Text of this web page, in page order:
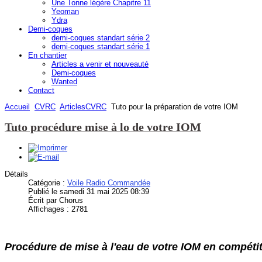
Une Tonne légère Chapitre 11
Yeoman
Ydra
Demi-coques
demi-coques standart série 2
demi-coques standart série 1
En chantier
Articles a venir et nouveauté
Demi-coques
Wanted
Contact
Accueil
CVRC ArticlesCVRC Tuto pour la préparation de votre IOM
Tuto procédure mise à lo de votre IOM
Détails
Catégorie : Voile Radio Commandée
Publié le samedi 31 mai 2025 08:39
Écrit par Chorus
Affichages : 2781
Procédure de mise à l'eau de votre IOM en